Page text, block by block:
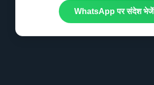
WhatsApp पर संदेश भेजें